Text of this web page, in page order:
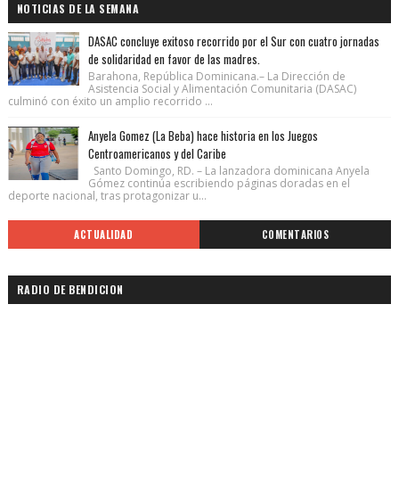
NOTICIAS DE LA SEMANA
DASAC concluye exitoso recorrido por el Sur con cuatro jornadas
de solidaridad en favor de las madres.
Barahona, República Dominicana.– La Dirección de
Asistencia Social y Alimentación Comunitaria (DASAC)
culminó con éxito un amplio recorrido ...
Anyela Gomez (La Beba) hace historia en los Juegos
Centroamericanos y del Caribe
Santo Domingo, RD. – La lanzadora dominicana Anyela
Gómez continúa escribiendo páginas doradas en el
deporte nacional, tras protagonizar u...
ACTUALIDAD COMENTARIOS
RADIO DE BENDICION